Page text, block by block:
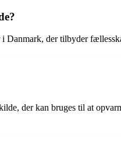
der tilbyder
der kan bruges til at